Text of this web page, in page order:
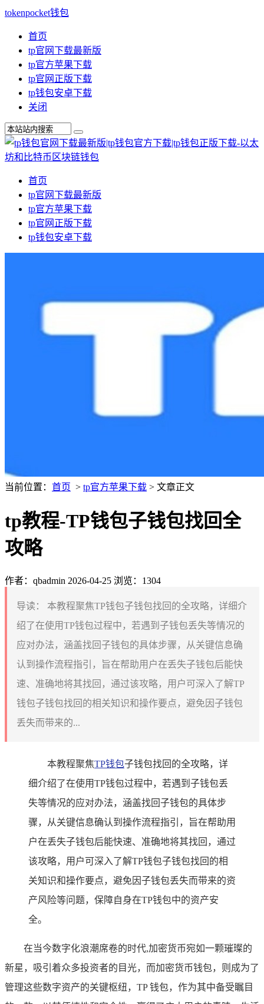
tokenpocket钱包
首页
tp官网下载最新版
tp官方苹果下载
tp官网正版下载
tp钱包安卓下载
关闭
首页
tp官网下载最新版
tp官方苹果下载
tp官网正版下载
tp钱包安卓下载
当前位置： 首页 > tp官方苹果下载 > 文章正文
tp教程-TP钱包子钱包找回全
攻略
作者：qbadmin 2026-04-25 浏览：1304
导读：
本教程聚焦TP钱包子钱包找回的全攻略，详细介
绍了在使用TP钱包过程中，若遇到子钱包丢失等情况的
应对办法，涵盖找回子钱包的具体步骤，从关键信息确
认到操作流程指引，旨在帮助用户在丢失子钱包后能快
速、准确地将其找回，通过该攻略，用户可深入了解TP
钱包子钱包找回的相关知识和操作要点，避免因子钱包
丢失而带来的...
本教程聚焦TP钱包子钱包找回的全攻略，详
细介绍了在使用TP钱包过程中，若遇到子钱包丢
失等情况的应对办法，涵盖找回子钱包的具体步
骤，从关键信息确认到操作流程指引，旨在帮助用
户在丢失子钱包后能快速、准确地将其找回，通过
该攻略，用户可深入了解TP钱包子钱包找回的相
关知识和操作要点，避免因子钱包丢失而带来的资
产风险等问题，保障自身在TP钱包中的资产安
全。
在当今数字化浪潮席卷的时代,加密货币宛如一颗璀璨的
新星，吸引着众多投资者的目光，而加密货币钱包，则成为了
管理这些数字资产的关键枢纽，TP 钱包，作为其中备受瞩目